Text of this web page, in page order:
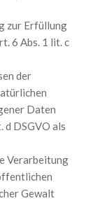
zur Erfüllung
6 Abs. 1 lit. c
der
Daten
d DSGVO als
Verarbeitung
Gewalt